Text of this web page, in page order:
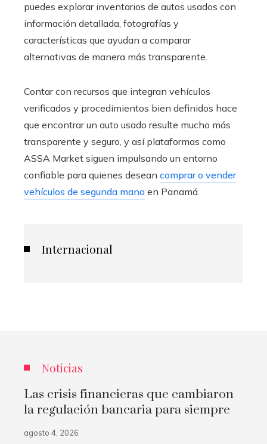
puedes explorar inventarios de autos usados con
información detallada, fotografías y
características que ayudan a comparar
alternativas de manera más transparente.
Contar con recursos que integran vehículos
verificados y procedimientos bien definidos hace
que encontrar un auto usado resulte mucho más
transparente y seguro, y así plataformas como
ASSA Market siguen impulsando un entorno
confiable para quienes desean comprar o vender
vehículos de segunda mano en Panamá.
Internacional
Noticias
Las crisis financieras que cambiaron
la regulación bancaria para siempre
agosto 4, 2026